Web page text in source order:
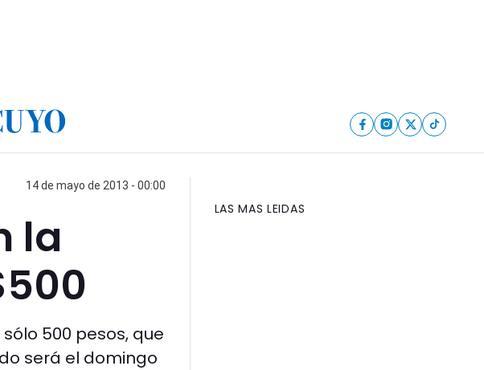
14 de mayo de 2013 - 00:00
la
500 pesos, que
será el domingo
LAS MAS LEIDAS